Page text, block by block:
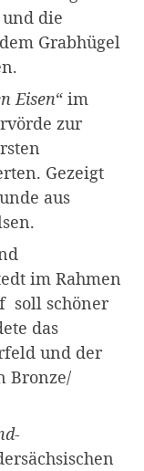
die
Grabhügel
Eisen“ im
zur
Gezeigt
aus
im Rahmen
soll schöner
das
und der
Bronze/